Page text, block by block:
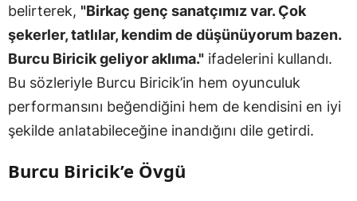
belirterek, "Birkaç genç sanatçımız var. Çok
şekerler, tatlılar, kendim de düşünüyorum bazen.
Burcu Biricik geliyor aklıma." ifadelerini kullandı.
Bu sözleriyle Burcu Biricik’in hem oyunculuk
performansını beğendiğini hem de kendisini en iyi
şekilde anlatabileceğine inandığını dile getirdi.
Burcu Biricik’e Övgü